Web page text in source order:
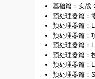
基础篇：实战
预处理器篇：
预处理器篇：
预处理器篇：
预处理器篇：
预处理器篇：
预处理器篇：
预处理器篇：